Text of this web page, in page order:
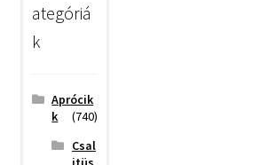
ategóriá
k
Aprócik
k
(740)
Csal